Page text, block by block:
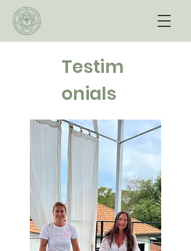
Testim
onials